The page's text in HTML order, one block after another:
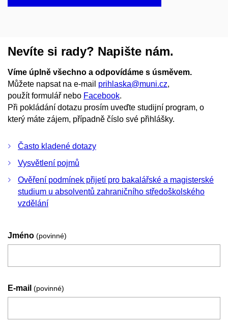
Nevíte si rady? Napište nám.
Víme úplně všechno a odpovídáme s úsměvem.
Můžete napsat na e-mail prihlaska@muni.cz,
použít formulář nebo Facebook.
Při pokládání dotazu prosím uveďte studijní program, o
který máte zájem, případně číslo své přihlášky.
Často kladené dotazy
Vysvětlení pojmů
Ověření podmínek přijetí pro bakalářské a magisterské
studium u absolventů zahraničního středoškolského
vzdělání
Jméno (povinné)
E-mail (povinné)